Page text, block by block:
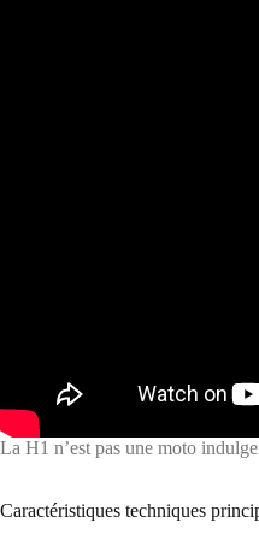
La H1 n’est pas une moto
Caractéristiques techniques